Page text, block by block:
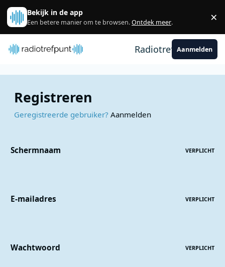
Spring naar bijdragen
Bekijk in de app
Een betere manier om te browsen.Ontdek meer. ×
RadiotrefpuntAanmelden
Registreren
Geregistreerde gebruiker? Aanmelden
Schermnaam VERPLICHT
E-mailadres VERPLICHT
Wachtwoord VERPLICHT